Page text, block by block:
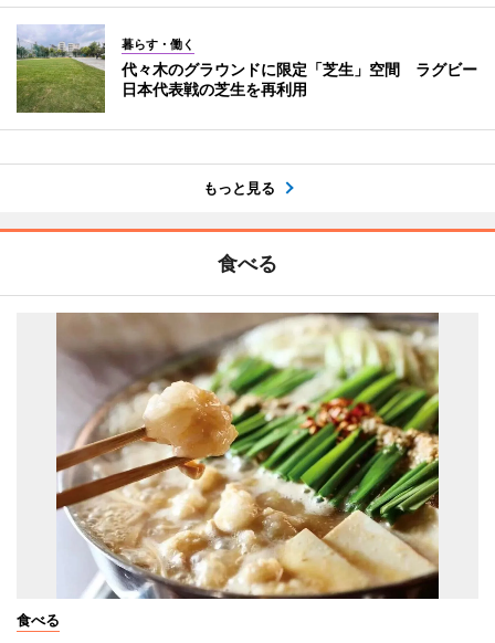
暮らす・働く
代々木のグラウンドに限定「芝生」空間 ラグビー
日本代表戦の芝生を再利用
もっと見る
食べる
食べる